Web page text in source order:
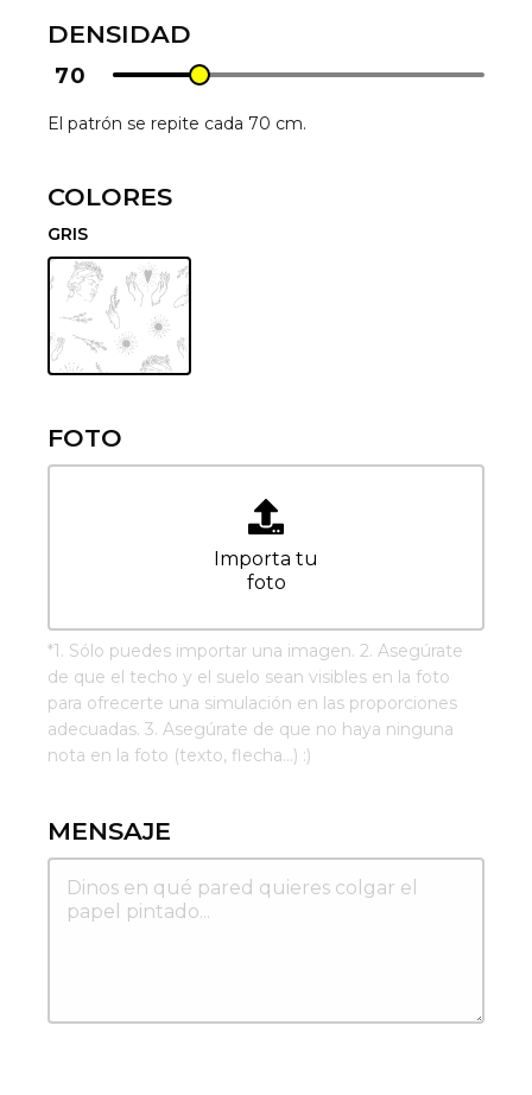
DENSIDAD
70
El patrón se repite cada 70 cm.
COLORES
GRIS
FOTO
Importa tu
foto
*1. Sólo puedes importar una imagen. 2. Asegúrate
de que el techo y el suelo sean visibles en la foto
para ofrecerte una simulación en las proporciones
adecuadas. 3. Asegúrate de que no haya ninguna
nota en la foto (texto, flecha...) :)
MENSAJE